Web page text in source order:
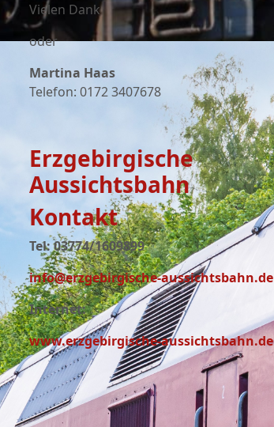
Vielen Dank
oder
Martina Haas
Telefon: 0172 3407678
Erzgebirgische
Aussichtsbahn
Kontakt
Tel: 03774/1609899
info@erzgebirgische-aussichtsbahn.de
Internet:
www.erzgebirgische-aussichtsbahn.de